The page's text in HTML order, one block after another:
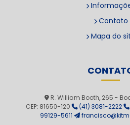
Contato
Mapa do
R. William Booth, 265 -
CEP: 81650-120
(41) 3081-2222
99129-5611